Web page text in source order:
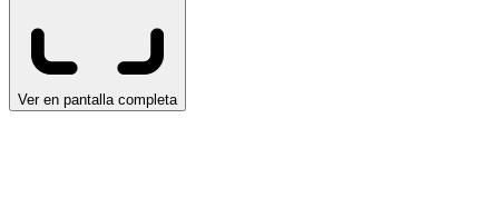
Ver en pantalla completa